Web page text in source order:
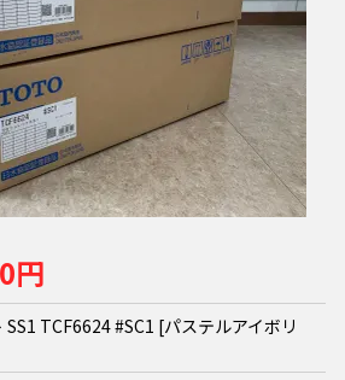
円
TCF6624 #SC1 [パステルアイボリ